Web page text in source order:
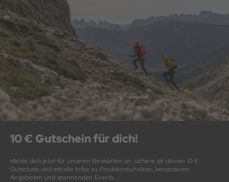
10 € Gutschein für dich!
Melde dich jetzt für unseren Newsletter an, sichere dir deinen 10 €
Gutschein und erhalte Infos zu Produktneuheiten, besonderen
Angeboten und spannenden Events.